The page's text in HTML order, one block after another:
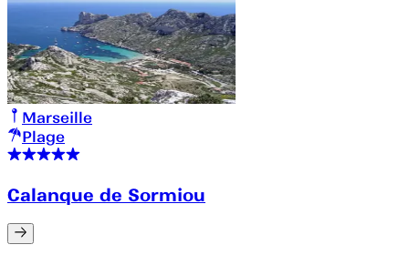
Marseille
Plage
Calanque de Sormiou